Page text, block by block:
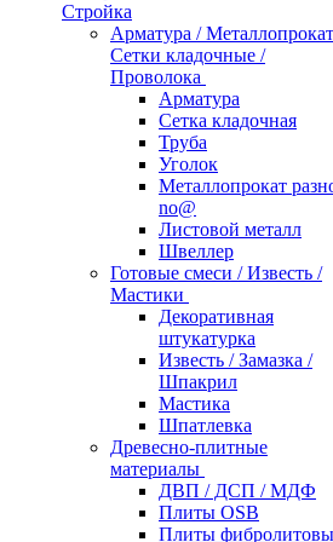
Стройка
Арматура /
Сетки кладочные /
Проволока
Арматура
Сетка кладочная
Труба
Уголок
Металлопрокат
no@
Листовой металл
Швеллер
Готовые смеси / Известь /
Мастики
Декоративная
штукатурка
Известь / Замазка /
Шпакрил
Мастика
Шпатлевка
Древесно-плитные
материалы
ДВП / ДСП / МДФ
Плиты OSB
Плиты